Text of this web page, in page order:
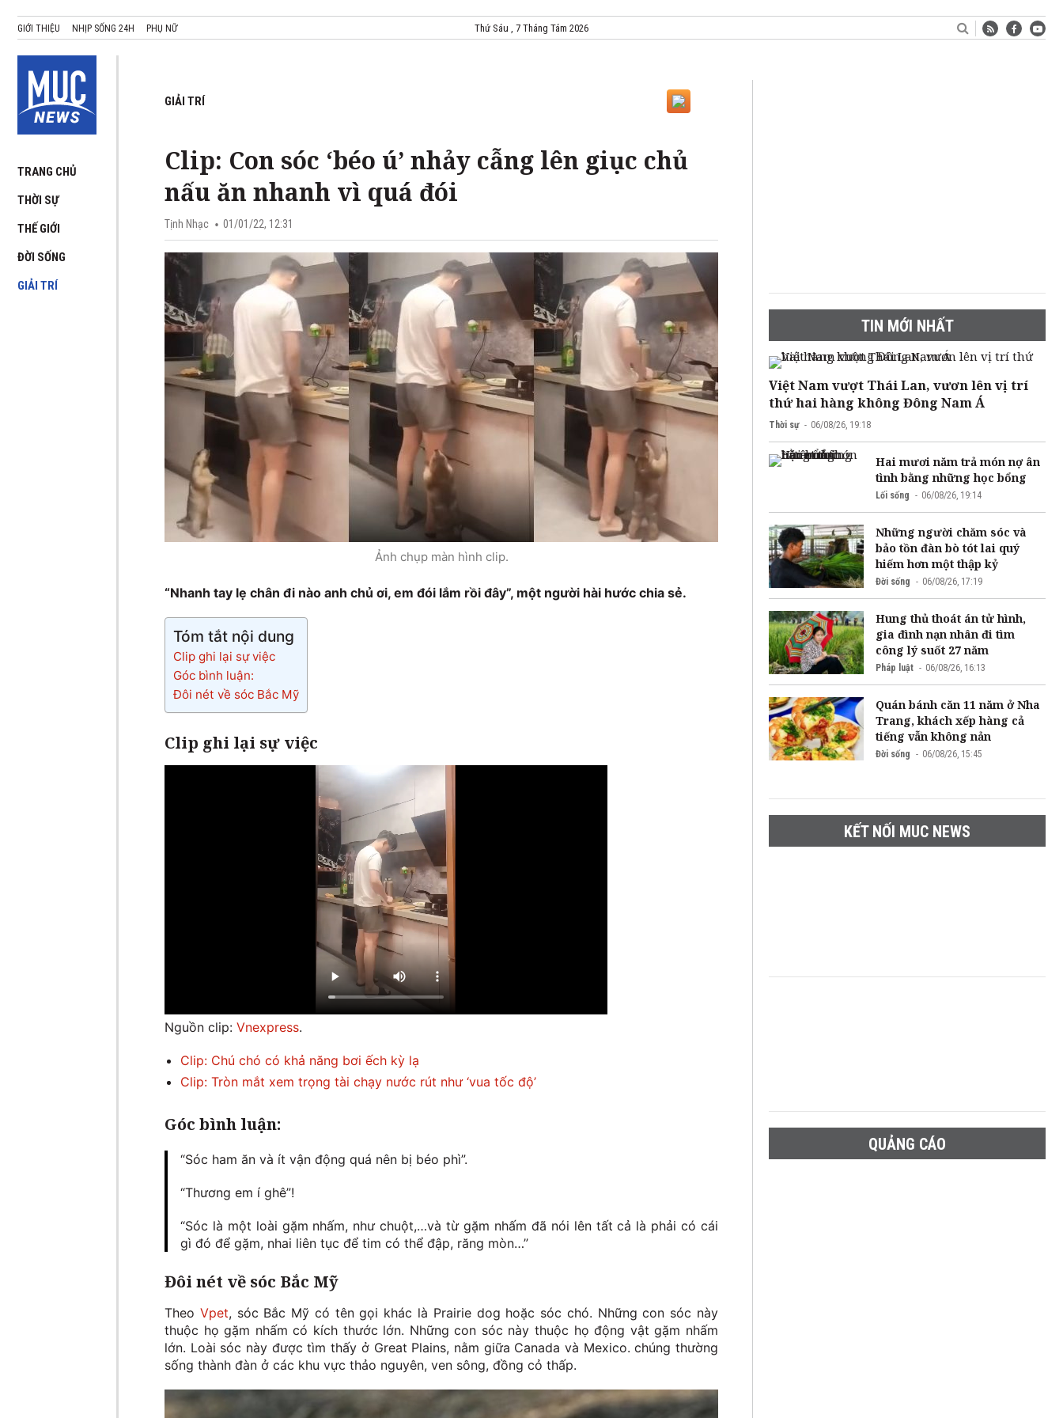
GIỚI THIỆU NHỊP SỐNG 24H PHỤ NỮ Thứ Sáu , 7 Tháng Tám 2026
TRANG CHỦ
THỜI SỰ
THẾ GIỚI
ĐỜI SỐNG
GIẢI TRÍ
GIẢI TRÍ
Clip: Con sóc ‘béo ú’ nhảy cẫng lên giục chủ
nấu ăn nhanh vì quá đói
Tịnh Nhạc 01/01/22, 12:31
Ảnh chụp màn hình clip.
“Nhanh tay lẹ chân đi nào anh chủ ơi, em đói lắm rồi đây”, một người hài hước chia sẻ.
Tóm tắt nội dung
Clip ghi lại sự việc
Góc bình luận:
Đôi nét về sóc Bắc Mỹ
Clip ghi lại sự việc
Nguồn clip: Vnexpress.
Clip: Chú chó có khả năng bơi ếch kỳ lạ
Clip: Tròn mắt xem trọng tài chạy nước rút như ‘vua tốc độ’
Góc bình luận:
“Sóc ham ăn và ít vận động quá nên bị béo phì”.
“Thương em í ghê”!
“Sóc là một loài gặm nhấm, như chuột,…và từ gặm nhấm đã nói lên tất cả là phải có cái
gì đó để gặm, nhai liên tục để tim có thể đập, răng mòn…”
Đôi nét về sóc Bắc Mỹ
Theo Vpet, sóc Bắc Mỹ có tên gọi khác là Prairie dog hoặc sóc chó. Những con sóc này
thuộc họ gặm nhấm có kích thước lớn. Những con sóc này thuộc họ động vật gặm nhấm
lớn. Loài sóc này được tìm thấy ở Great Plains, nằm giữa Canada và Mexico. chúng thường
sống thành đàn ở các khu vực thảo nguyên, ven sông, đồng cỏ thấp.
TIN MỚI NHẤT
Việt Nam vượt Thái Lan, vươn lên vị trí
thứ hai hàng không Đông Nam Á
Thời sự 06/08/26, 19:18
Hai mươi năm trả món nợ ân
tình bằng những học bổng
Lối sống 06/08/26, 19:14
Những người chăm sóc và
bảo tồn đàn bò tót lai quý
hiếm hơn một thập kỷ
Đời sống 06/08/26, 17:19
Hung thủ thoát án tử hình,
gia đình nạn nhân đi tìm
công lý suốt 27 năm
Pháp luật 06/08/26, 16:13
Quán bánh căn 11 năm ở Nha
Trang, khách xếp hàng cả
tiếng vẫn không nản
Đời sống 06/08/26, 15:45
KẾT NỐI MUC NEWS
QUẢNG CÁO